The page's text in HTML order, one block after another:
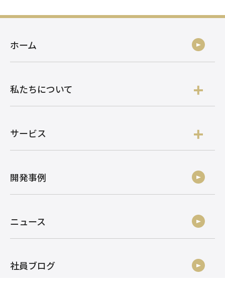
ホーム
私たちについて
サービス
開発事例
ニュース
社員ブログ